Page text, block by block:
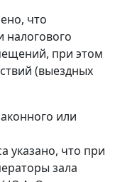
что
при этом
(выездных
или
указано, что при
зала